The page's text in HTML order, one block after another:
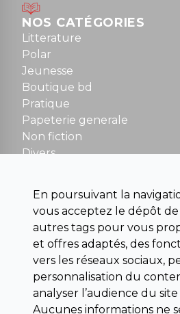
Dimanche : 10h30 à 12h30
Tel : 01 48 89 13 88
Fermé le dimanche en
NOUS CONTACTER
contact@la-griffe-noire.com
NOS CATÉGORIES
Litterature
Polar
Jeunesse
Boutique bd
Pratique
Papeterie generale
Non fiction
Divers
Para scolaire
Histoire
Pochoteque
Pleiade
En poursuivant la
vous acceptez le dépôt de
autres tags pour vous
et offres adaptés, des
vers les réseaux sociaux,
personnalisation du
analyser l’audience du
Aucunes informations ne